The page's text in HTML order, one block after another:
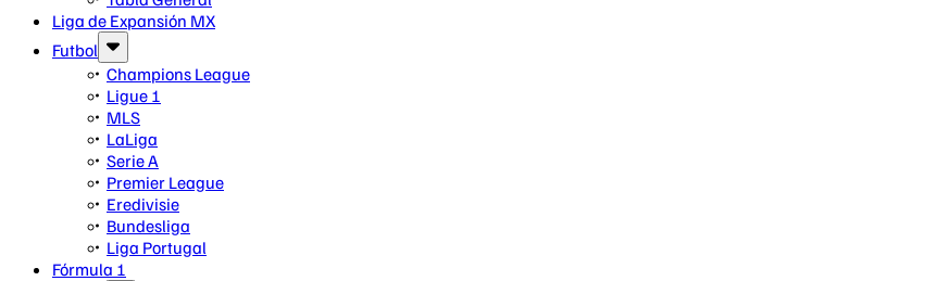
Liga de Expansión MX
Futbol
Champions League
Ligue 1
MLS
LaLiga
Serie A
Premier League
Eredivisie
Bundesliga
Liga Portugal
Fórmula 1